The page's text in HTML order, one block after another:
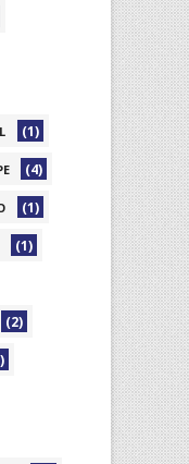
(1)
(4)
(1)
(1)
(2)